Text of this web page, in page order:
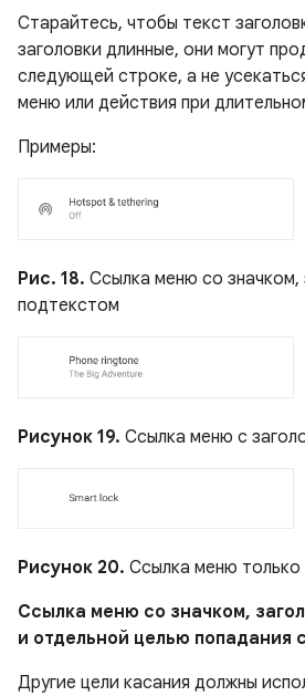
Старайтесь, чтобы текст
заголовки длинные, они могут
следующей строке, а не
меню или действия при
Примеры:
Рис. 18. Ссылка меню со значком,
подтекстом
Рисунок 19. Ссылка меню с
Рисунок 20. Ссылка меню только
Ссылка меню со значком,
и отдельной целью попадания
Другие цели касания должны